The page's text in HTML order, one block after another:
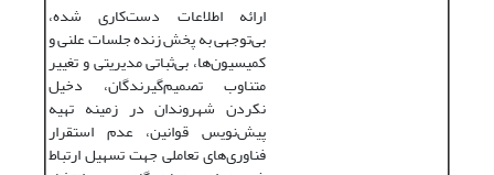
ارائه اطلاعات دست‌کاری شده،
بی‌توجهی به پخش زنده جلسات علنی و
کمیسیون‌ها، بی‌ثباتی مدیریتی و تغییر
متناوب تصمیم‌گیرندگان، دخیل
نکردن شهروندان در زمینه تهیه
پیش‌نویس قوانین، عدم استقرار
فناوری‌های تعاملی جهت تسهیل ارتباط